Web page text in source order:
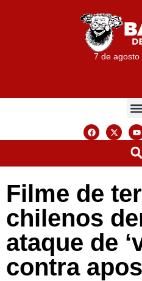
7 de agosto
Filme de
chilenos
ataque de
contra